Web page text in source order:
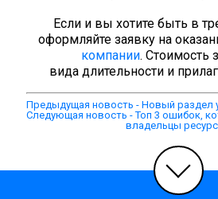
Если и вы хотите быть в
оформляйте заявку на
компании. Стоимость
вида длительности и
Предыдущая новость - Новый раздел
Следующая новость - Топ 3 ошибок,
владельцы